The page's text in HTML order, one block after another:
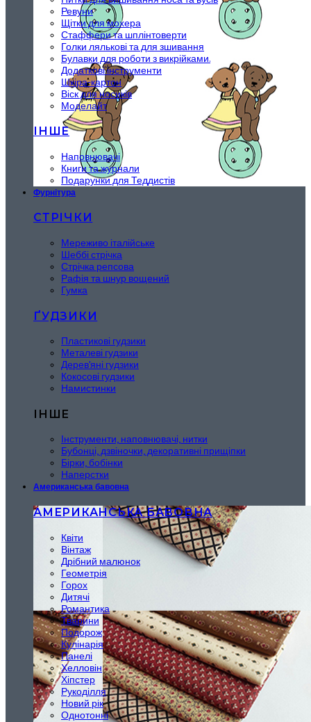
Ревуни
Щітки для мохера
Стаффери та шплінтоверти
Голки лялькові та для зшивання
Булавки для роботи з викрійками.
Додаткові інструменти
Шкіра-картон
Віск для носиків
Моделайт
ІНШЕ
Наповнювачі
Книги та журнали
Подарунки для Теддистів
Фурнітура
СТРІЧКИ
Мереживо італійське
Шеббі стрічка
Стрічка репсова
Рафія та шнур вощений
Гумка
ҐУДЗИКИ
Пластикові гудзики
Металеві гудзики
Дерев'яні гудзики
Кокосові гудзики
Намистинки
ІНШЕ
Інструменти, наповнювачі, нитки
Бубонці, дзвіночки, декоративні прищіпки
Бірки, бобінки
Наперстки
Американська бавовна
АМЕРИКАНСЬКА БАВОВНА
Квіти
Вінтаж
Дрібний малюнок
Геометрія
Горох
Дитячі
Романтика
Тварини
Подорож
Кулінарія
Панелі
Хелловін
Хіпстер
Рукоділля
Новий рік
Однотонні